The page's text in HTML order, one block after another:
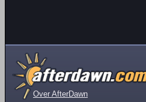
Over AfterDawn